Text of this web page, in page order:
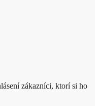
zákazníci, ktorí si ho